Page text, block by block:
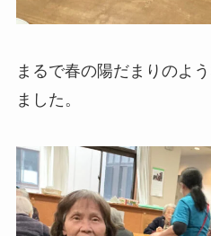
まるで春の陽だまりのよ
ました。